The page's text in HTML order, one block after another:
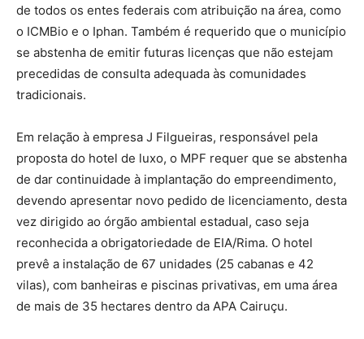
de todos os entes federais com atribuição na área, como
o ICMBio e o Iphan. Também é requerido que o município
se abstenha de emitir futuras licenças que não estejam
precedidas de consulta adequada às comunidades
tradicionais.
Em relação à empresa J Filgueiras, responsável pela
proposta do hotel de luxo, o MPF requer que se abstenha
de dar continuidade à implantação do empreendimento,
devendo apresentar novo pedido de licenciamento, desta
vez dirigido ao órgão ambiental estadual, caso seja
reconhecida a obrigatoriedade de EIA/Rima. O hotel
prevê a instalação de 67 unidades (25 cabanas e 42
vilas), com banheiras e piscinas privativas, em uma área
de mais de 35 hectares dentro da APA Cairuçu.